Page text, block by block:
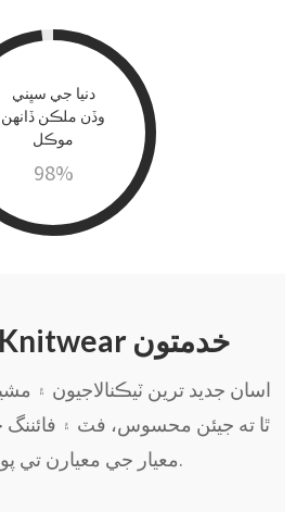
دنيا جي سڀني
وڏن ملڪن ڏانهن
موڪل
98%
اسان جي Knitwear خدمتون
اسان جديد ترين ٽيڪنالاجيون ۽
ٿا ته جيئن محسوس، فٽ ۽ فائننگ
معيار جي معيارن تي پورو لهڻ لاءِ.